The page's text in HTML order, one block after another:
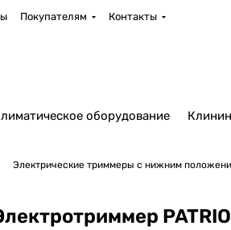
Покупателям Контакты
оборудование
Электрические триммеры с нижним